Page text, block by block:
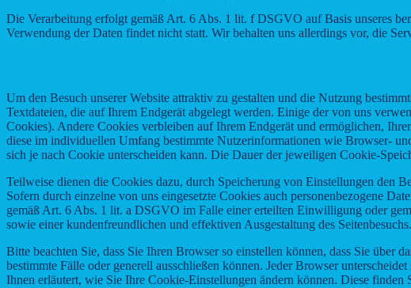
Die Verarbeitung erfolgt gemäß Art. 6 Abs. 1 lit. f DSGVO auf Basis unseres
Verwendung der Daten findet nicht statt. Wir behalten uns allerdings vor, die
Um den Besuch unserer Website attraktiv zu gestalten und die Nutzung
Textdateien, die auf Ihrem Endgerät abgelegt werden. Einige der von uns
Cookies). Andere Cookies verbleiben auf Ihrem Endgerät und ermöglichen,
diese im individuellen Umfang bestimmte Nutzerinformationen wie Browser-
sich je nach Cookie unterscheiden kann. Die Dauer der jeweiligen Cookie-
Teilweise dienen die Cookies dazu, durch Speicherung von Einstellungen den
Sofern durch einzelne von uns eingesetzte Cookies auch personenbezogene
gemäß Art. 6 Abs. 1 lit. a DSGVO im Falle einer erteilten Einwilligung oder
sowie einer kundenfreundlichen und effektiven Ausgestaltung des Seitenbesuchs.
Bitte beachten Sie, dass Sie Ihren Browser so einstellen können, dass Sie über
bestimmte Fälle oder generell ausschließen können. Jeder Browser
Ihnen erläutert, wie Sie Ihre Cookie-Einstellungen ändern können. Diese